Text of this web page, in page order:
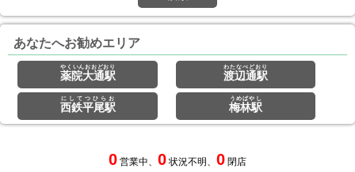
あなたへお勧めエリア
薬院大通駅
やくいんおおどおり
渡辺通駅
わたなべどおり
西鉄平尾駅
にしてつひらお
梅林駅
うめばやし
0 営業中、 0 状況不明、 0 閉店